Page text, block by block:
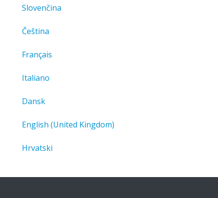
Slovenčina
Čeština
Français
Italiano
Dansk
English (United Kingdom)
Hrvatski